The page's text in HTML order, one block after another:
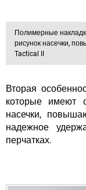
Полимерные
рисунок насечки,
Tactical II
Вторая
которые имеют
насечки,
надежное
перчатках.